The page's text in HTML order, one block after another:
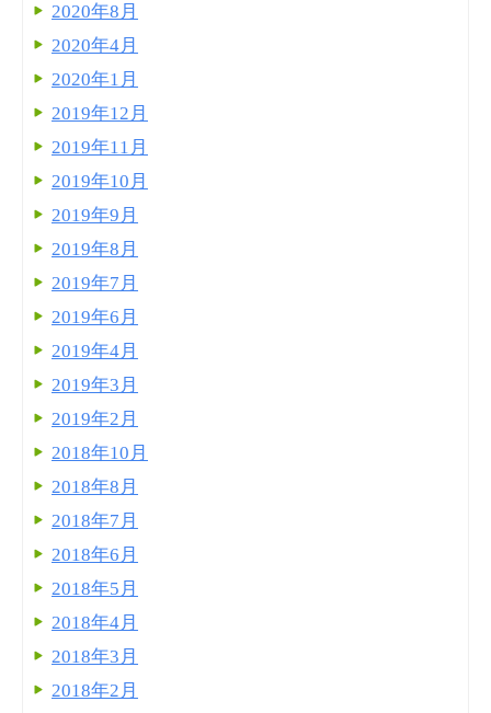
2020年8月
2020年4月
2020年1月
2019年12月
2019年11月
2019年10月
2019年9月
2019年8月
2019年7月
2019年6月
2019年4月
2019年3月
2019年2月
2018年10月
2018年8月
2018年7月
2018年6月
2018年5月
2018年4月
2018年3月
2018年2月